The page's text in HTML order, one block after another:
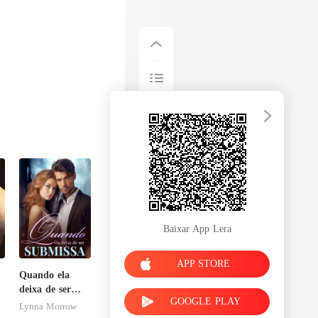
Quando ela
deixa de ser
submissa
Lynna Morrow
Baixar App Lera
APP STORE
GOOGLE PLAY